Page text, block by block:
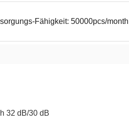
Fähigkeit: 50000pcs/month
32 dB/30 dB